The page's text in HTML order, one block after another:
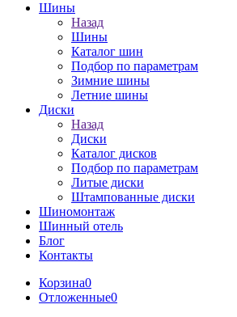
Шины
Назад
Шины
Каталог шин
Подбор по параметрам
Зимние шины
Летние шины
Диски
Назад
Диски
Каталог дисков
Подбор по параметрам
Литые диски
Штампованные диски
Шиномонтаж
Шинный отель
Блог
Контакты
Корзина0
Отложенные0